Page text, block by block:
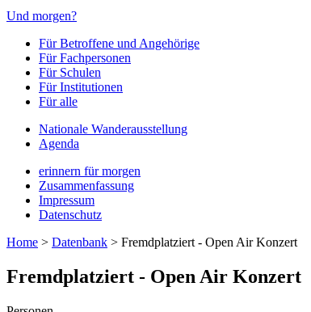
Und morgen?
Für Betroffene und Angehörige
Für Fachpersonen
Für Schulen
Für Institutionen
Für alle
Nationale Wanderausstellung
Agenda
erinnern für morgen
Zusammenfassung
Impressum
Datenschutz
Home > Datenbank > Fremdplatziert - Open Air Konzert
Fremdplatziert - Open Air Konzert